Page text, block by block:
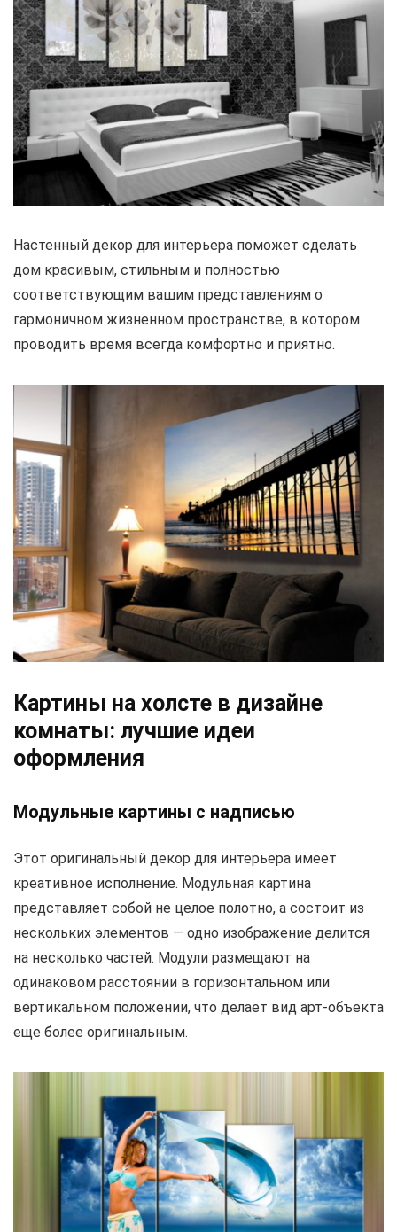
Настенный декор для интерьера поможет сделать
дом красивым, стильным и полностью
соответствующим вашим представлениям о
гармоничном жизненном пространстве, в котором
проводить время всегда комфортно и приятно.
Картины на холсте в дизайне
комнаты: лучшие идеи
оформления
Модульные картины с надписью
Этот оригинальный декор для интерьера имеет
креативное исполнение. Модульная картина
представляет собой не целое полотно, а состоит из
нескольких элементов — одно изображение делится
на несколько частей. Модули размещают на
одинаковом расстоянии в горизонтальном или
вертикальном положении, что делает вид арт-объекта
еще более оригинальным.